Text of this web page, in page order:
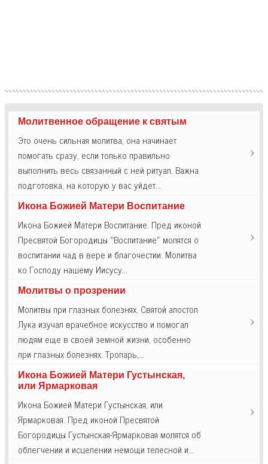
Молитвенное обращение к святым
Это очень сильная молитва, она начинает
помогать сразу, если только правильно
выполнить весь связанный с ней ритуал. Важна
подготовка, на которую у вас уйдет…
Икона Божией Матери Воспитание
Икона Божией Матери Воспитание. Пред иконой
Пресвятой Богородицы «Воспитание» молятся о
воспитании чад в вере и благочестии. Молитва
ко Господу нашему Иисусу…
Молитвы о прозрении
Молитвы при глазных болезнях. Святой апостол
Лука изучал врачебное искусство и помогал
людям еще в своей земной жизни, особенно
при глазных болезнях. Тропарь,…
Икона Божией Матери Густынская,
или Ярмарковая
Икона Божией Матери Густынская, или
Ярмарковая. Пред иконой Пресвятой
Богородицы Густынская-Ярмарковая молятся об
облегчении и исцелении немощи телесной и…